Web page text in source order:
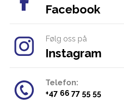
Facebook
Følg oss på
Instagram
Telefon:
​+47 66 77 55 55